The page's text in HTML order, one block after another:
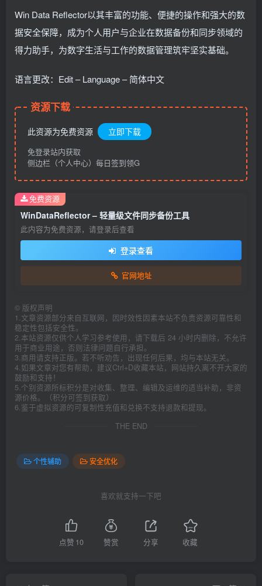
Win Data Reflector以其丰富的功能、便捷的操作和强大的数
据安全保障，成为个人用户与企业在数据备份和同步领域的
得力助手，为数字生活与工作的数据管理筑牢坚实基础。
语言更改：Edit – Language – 简体中文
资源下载
此资源为免费资源 立即下载
免登录站内获取
侧边栏（个人中心）每日签到领G
WinDataReflector – 轻量级文件同步备份工具
此内容为免费资源，请登录后查看
登录查看
官网地址
免费资源
© 版权声明
1.文章资源部分来自互联网，因时效性因素本站不负责资源可靠性和
稳定性包括安全性。
2.本站资源仅供个人学习参考使用，请下载后 24 小时内删除，不允许
用于商业用途，否则法律问题自行承担。
3.商用请支持正版。若不听劝告，出现任何后果，均与本站无关。
4.如果文章对您有帮助，建议Ctrl+D收藏本站，网站持久离不开大家的
鼓励和支持！
5.个别资源所标积分是对收集、整理、编辑及运维的适当补助，非资
源价格。（积分可签到获取）
6.鉴于虚拟资源的可复制性充值和兑换不支持退款和提现。
THE END
个性辅助 安全优化
喜欢就支持一下吧
点赞 10 赞赏 分享 收藏